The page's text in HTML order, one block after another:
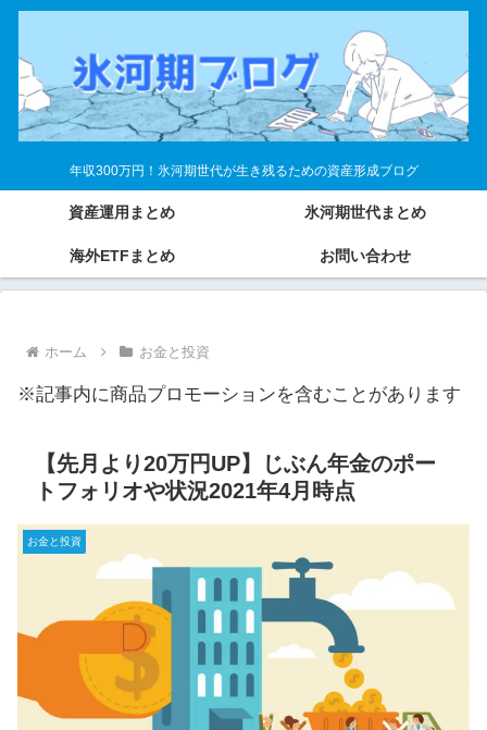
年収300万円！氷河期世代が生き残るための資産形成ブログ
資産運用まとめ 氷河期世代まとめ
海外ETFまとめ お問い合わせ
ホーム お金と投資
※記事内に商品プロモーションを含むことがあります
【先月より20万円UP】じぶん年金のポー
トフォリオや状況2021年4月時点
お金と投資